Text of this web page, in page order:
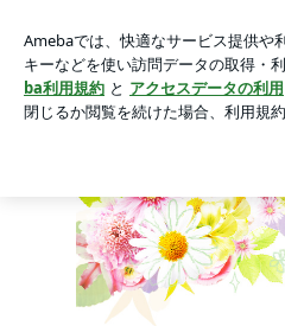
アプリをダウンロードして ブログ
ょう。